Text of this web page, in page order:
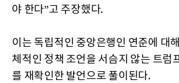
야 한다”고 주장했다.
이는 독립적인 중앙은행인 연준에 대
체적인 정책 조언을 서슴지 않는 트럼
를 재확인한 발언으로 풀이된다.